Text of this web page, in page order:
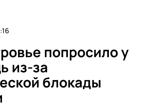
попросило у
из-за
блокады